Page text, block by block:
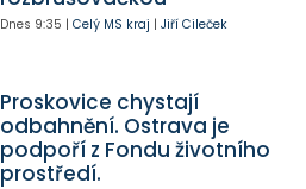
Dnes 9:35 | Celý MS kraj | Jiří Cileček
Proskovice chystají
odbahnění. Ostrava je
podpoří z Fondu životního
prostředí.